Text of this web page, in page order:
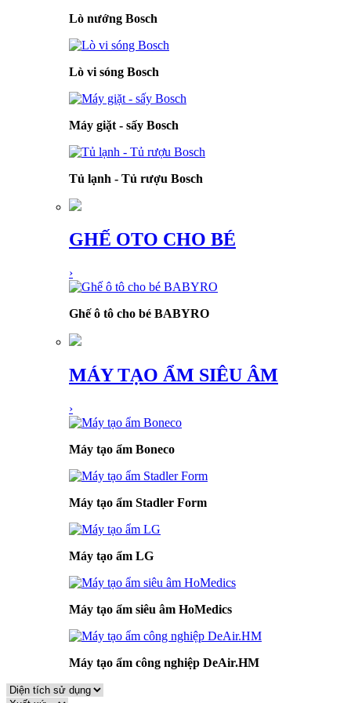
Lò nướng Bosch
Lò vi sóng Bosch
Máy giặt - sấy Bosch
Tủ lạnh - Tủ rượu Bosch
GHẾ OTO CHO BÉ
›
Ghế ô tô cho bé BABYRO
MÁY TẠO ẨM SIÊU ÂM
›
Máy tạo ẩm Boneco
Máy tạo ẩm Stadler Form
Máy tạo ẩm LG
Máy tạo ẩm siêu âm HoMedics
Máy tạo ẩm công nghiệp DeAir.HM